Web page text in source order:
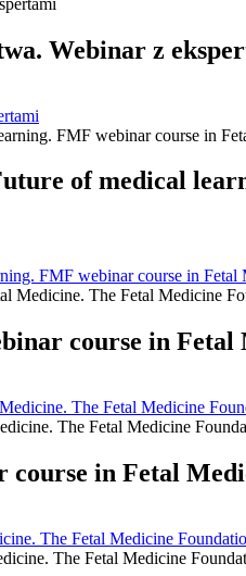
Webinar z
of medical
FMF webinar course in
course in
The Fetal Medicine
in Fetal
The Fetal Medicine